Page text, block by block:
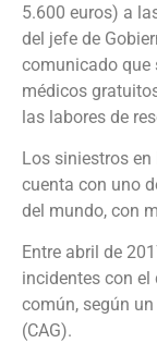
5.600 euros) a
del jefe de
comunicado que
médicos
las labores de
Los siniestros
cuenta con uno
del mundo, con
Entre abril de
incidentes con
común, según
(CAG).